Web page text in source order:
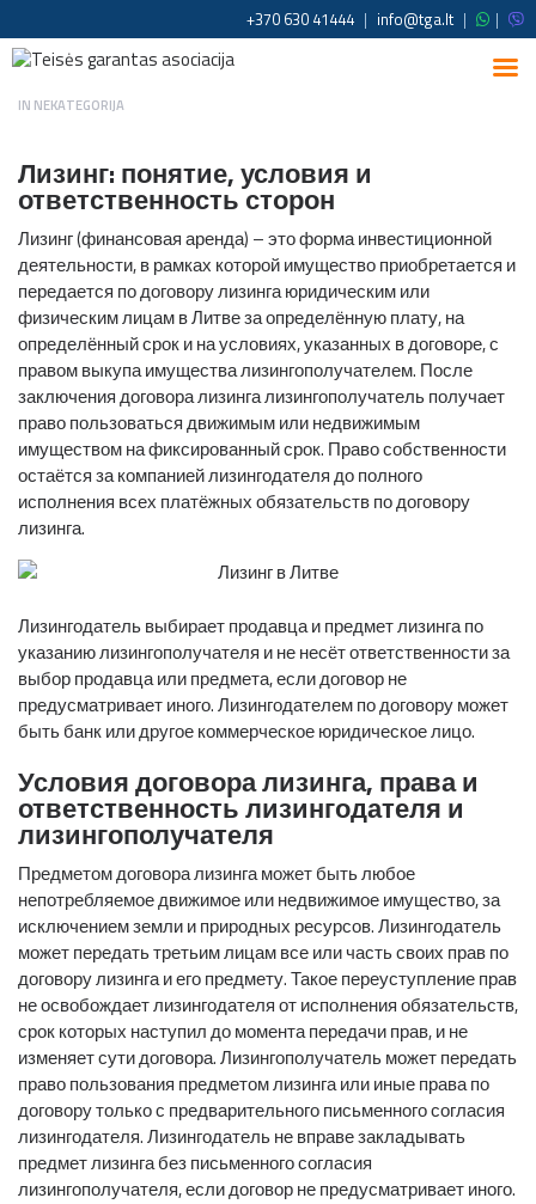
+370 630 41444 | info@tga.lt | |
IN NEKATEGORIJA
Лизинг: понятие, условия и
ответственность сторон
Лизинг (финансовая аренда) – это форма инвестиционной
деятельности, в рамках которой имущество приобретается и
передается по договору лизинга юридическим или
физическим лицам в Литве за определённую плату, на
определённый срок и на условиях, указанных в договоре, с
правом выкупа имущества лизингополучателем. После
заключения договора лизинга лизингополучатель получает
право пользоваться движимым или недвижимым
имуществом на фиксированный срок. Право собственности
остаётся за компанией лизингодателя до полного
исполнения всех платёжных обязательств по договору
лизинга.
Лизингодатель выбирает продавца и предмет лизинга по
указанию лизингополучателя и не несёт ответственности за
выбор продавца или предмета, если договор не
предусматривает иного. Лизингодателем по договору может
быть банк или другое коммерческое юридическое лицо.
Условия договора лизинга, права и
ответственность лизингодателя и
лизингополучателя
Предметом договора лизинга может быть любое
непотребляемое движимое или недвижимое имущество, за
исключением земли и природных ресурсов. Лизингодатель
может передать третьим лицам все или часть своих прав по
договору лизинга и его предмету. Такое переуступление прав
не освобождает лизингодателя от исполнения обязательств,
срок которых наступил до момента передачи прав, и не
изменяет сути договора. Лизингополучатель может передать
право пользования предметом лизинга или иные права по
договору только с предварительного письменного согласия
лизингодателя. Лизингодатель не вправе закладывать
предмет лизинга без письменного согласия
лизингополучателя, если договор не предусматривает иного.